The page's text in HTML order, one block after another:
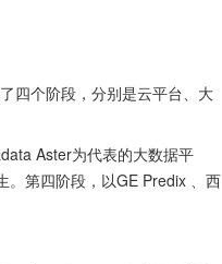
四个阶段，分别是云平台、大
Aster为代表的大数据平
。第四阶段，以GE Predix 、西